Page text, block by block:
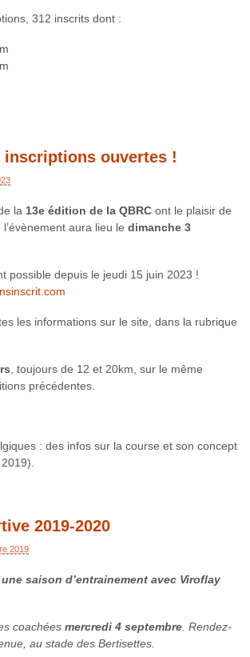
312 inscrits dont :
inscriptions ouvertes !
la 13e édition de la QBRC ont le plaisir de
aura lieu le dimanche 3
possible depuis le jeudi 15 juin 2023 !
les informations sur le site, dans la rubrique
, toujours de 12 et 20km, sur le même
précédentes.
: des infos sur la course et son concept
2019-2020
2019
saison d’entrainement avec Viroflay
coachées mercredi 4 septembre . Rendez-
au stade des Bertisettes.